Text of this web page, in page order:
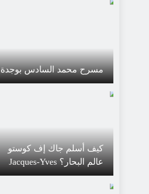
مسرح محمد السادس بوجدة
كيف أسلم جاك إف كوستو
عالم البحار؟ Jacques-Yves
Cousteau